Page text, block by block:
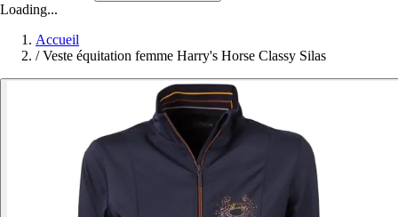
Loading...
Accueil
/ Veste équitation femme Harry's Horse Classy Silas